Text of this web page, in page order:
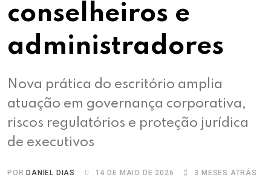
conselheiros e
administradores
Nova prática do escritório amplia
atuação em governança corporativa,
riscos regulatórios e proteção jurídica
de executivos
POR DANIEL DIAS 14 DE MAIO DE 2026 3 MESES ATRÁS